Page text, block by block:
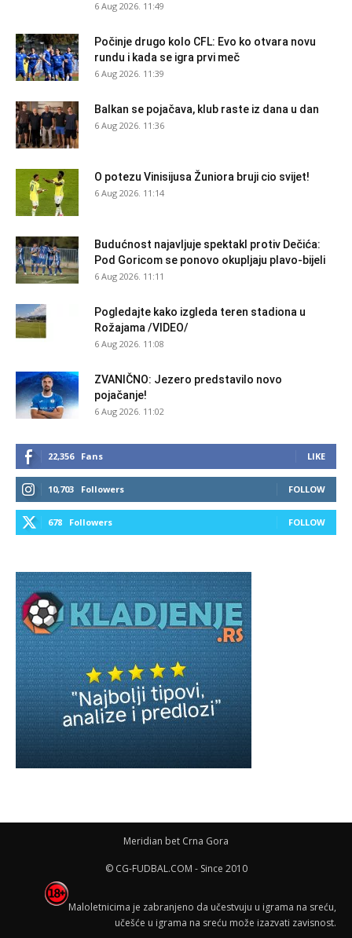
6 Aug 2026. 11:49
Počinje drugo kolo CFL: Evo ko otvara novu
rundu i kada se igra prvi meč
6 Aug 2026. 11:39
Balkan se pojačava, klub raste iz dana u dan
6 Aug 2026. 11:36
O potezu Vinisijusa Žuniora bruji cio svijet!
6 Aug 2026. 11:14
Budućnost najavljuje spektakl protiv Dečića:
Pod Goricom se ponovo okupljaju plavo-bijeli
6 Aug 2026. 11:11
Pogledajte kako izgleda teren stadiona u
Rožajama /VIDEO/
6 Aug 2026. 11:08
ZVANIČNO: Jezero predstavilo novo
pojačanje!
6 Aug 2026. 11:02
22,356 Fans LIKE
10,703 Followers FOLLOW
678 Followers FOLLOW
Meridian bet Crna Gora
© CG-FUDBAL.COM - Since 2010
Maloletnicima je zabranjeno da učestvuju u igrama na sreću,
učešće u igrama na sreću može izazvati zavisnost.